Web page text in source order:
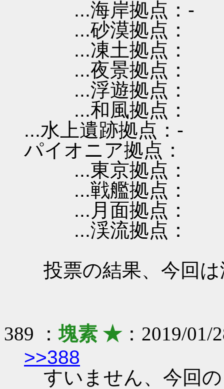
...海岸拠点：-
...砂漠拠点：
...凍土拠点：
...夜景拠点：
...浮遊拠点：
...和風拠点：
...水上遺跡拠点：-
パイオニア拠点：
...東京拠点：
...戦艦拠点：
...月面拠点：
...渓流拠点：
投票の結果、今回
389 ：塊素 ★：2019/01/
>>388
すいません、今回